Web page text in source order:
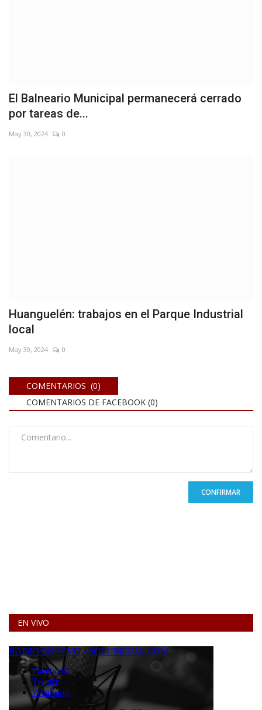
El Balneario Municipal permanecerá cerrado
por tareas de...
May 30, 2024 0
Huanguelén: trabajos en el Parque Industrial
local
May 30, 2024 0
COMENTARIOS (0)
COMENTARIOS DE FACEBOOK (0)
CONFIRMAR
EN VIVO